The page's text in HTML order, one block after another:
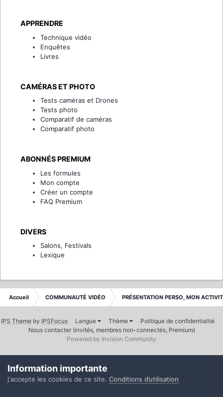
APPRENDRE
Technique vidéo
Enquêtes
Livres
CAMÉRAS ET PHOTO
Tests caméras et Drones
Tests photo
Comparatif de caméras
Comparatif photo
ABONNÉS PREMIUM
Les formules
Mon compte
Créer un compte
FAQ Premium
DIVERS
Salons, Festivals
Lexique
Accueil COMMUNAUTÉ VIDÉO PRÉSENTATION PERSO, MON
IPS Theme by IPSFocus Langue Thème
Politique de confidentialité
Nous contacter (invités, membres non-connectés, Premium)
Powered by Invision Community
Information importante
j'accepte les cookies de ce site. Conditions d’utilisation